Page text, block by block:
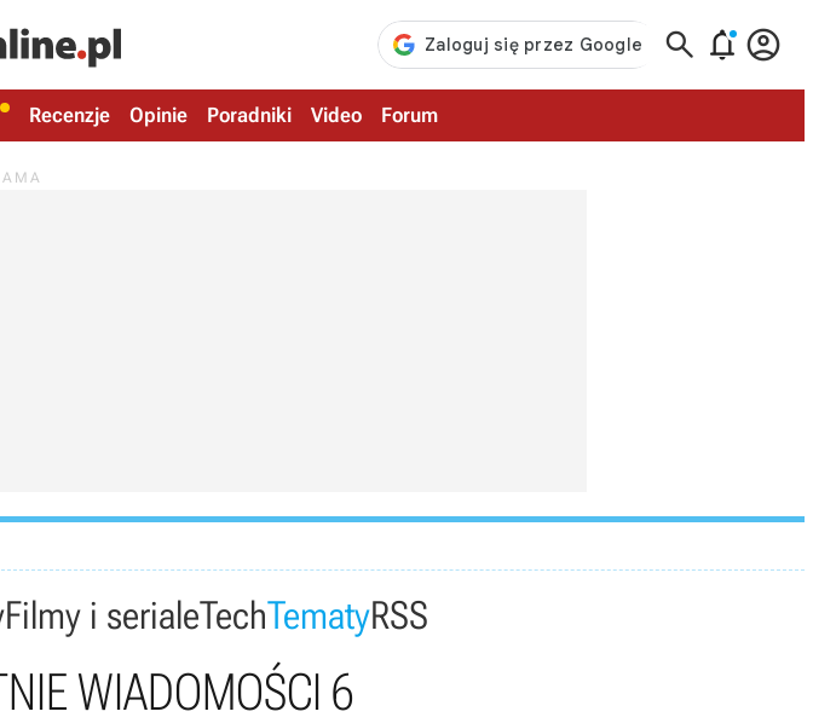
  
Recenzje Opinie Poradniki Video Forum
Filmy i serialeTechTematyRSS
WIADOMOŚCI 6